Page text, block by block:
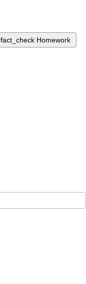
fact_check Homework